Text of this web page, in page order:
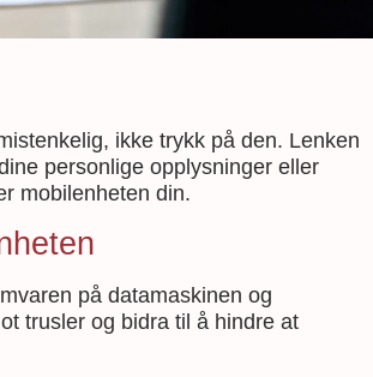
ikke trykk på den. Lenken
personlige opplysninger eller
mobilenheten din.
på datamaskinen og
trusler og bidra til å hindre at